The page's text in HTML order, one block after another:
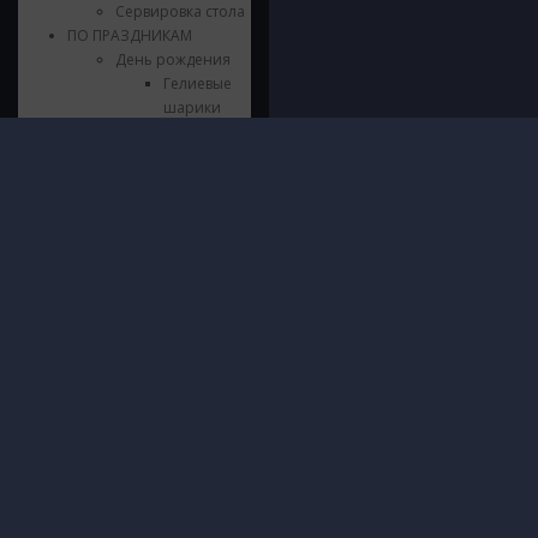
Сервировка стола
ПО ПРАЗДНИКАМ
День рождения
Гелиевые
шарики